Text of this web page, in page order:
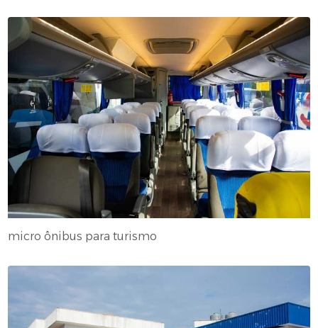
micro ônibus para turismo